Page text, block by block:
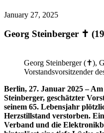
January 27, 2025
Georg Steinberger ✝
Georg Steinberger (✝),
Vorstandsvorsitzender
Berlin, 27. Januar 2025– Am
Steinberger, geschätzter
seinem 65. Lebensjahr
Herzstillstand verstorben.
Verband und die